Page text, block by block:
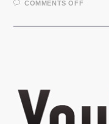
COMMENTS OFFON